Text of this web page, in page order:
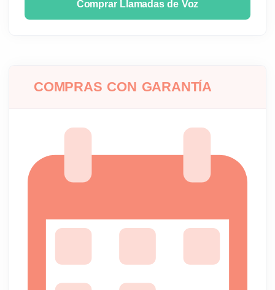
Comprar Llamadas de Voz
COMPRAS CON GARANTÍA